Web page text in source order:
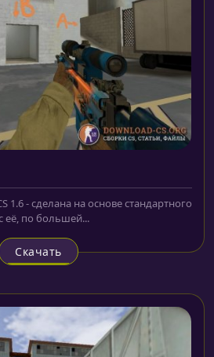
1.6 - сделана на основе стандартного
её, по большей...
Скачать